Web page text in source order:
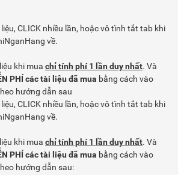
CLICK nhiều lần, hoặc vô tình tắt tab khi
về.
khi mua chỉ tính phí 1 lần duy nhất. Và
PHÍ các tài liệu đã mua bằng cách vào
hướng dẫn sau
CLICK nhiều lần, hoặc vô tình tắt tab khi
về.
khi mua chỉ tính phí 1 lần duy nhất. Và
PHÍ các tài liệu đã mua bằng cách vào
hướng dẫn sau: